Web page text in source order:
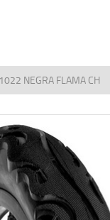
NEGRA FLAMA CH